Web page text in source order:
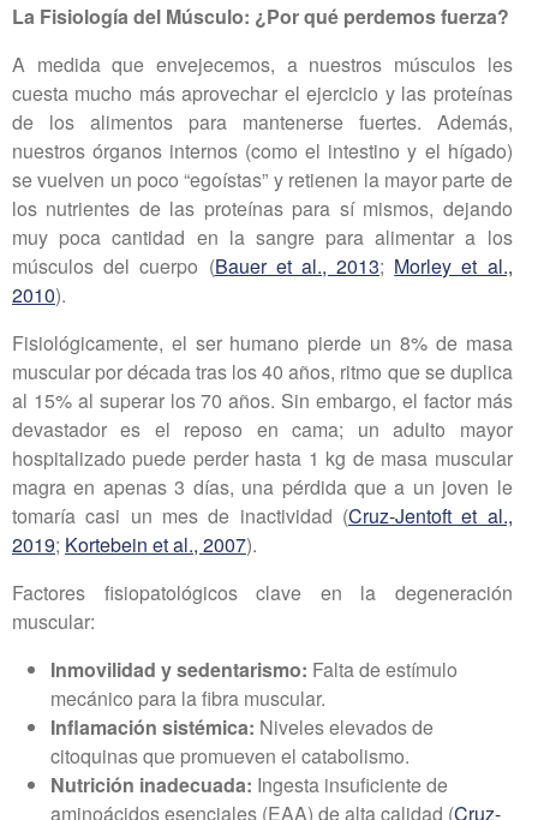
La Fisiología del Músculo: ¿Por qué perdemos fuerza?
A medida que envejecemos, a nuestros músculos les
cuesta mucho más aprovechar el ejercicio y las proteínas
de los alimentos para mantenerse fuertes. Además,
nuestros órganos internos (como el intestino y el hígado)
se vuelven un poco “egoístas” y retienen la mayor parte de
los nutrientes de las proteínas para sí mismos, dejando
muy poca cantidad en la sangre para alimentar a los
músculos del cuerpo (Bauer et al., 2013; Morley et al.,
2010).
Fisiológicamente, el ser humano pierde un 8% de masa
muscular por década tras los 40 años, ritmo que se duplica
al 15% al superar los 70 años. Sin embargo, el factor más
devastador es el reposo en cama; un adulto mayor
hospitalizado puede perder hasta 1 kg de masa muscular
magra en apenas 3 días, una pérdida que a un joven le
tomaría casi un mes de inactividad (Cruz-Jentoft et al.,
2019; Kortebein et al., 2007).
Factores fisiopatológicos clave en la degeneración
muscular:
Inmovilidad y sedentarismo: Falta de estímulo
mecánico para la fibra muscular.
Inflamación sistémica: Niveles elevados de
citoquinas que promueven el catabolismo.
Nutrición inadecuada: Ingesta insuficiente de
aminoácidos esenciales (EAA) de alta calidad (Cruz-